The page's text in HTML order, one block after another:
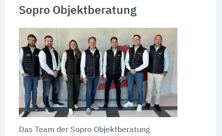
Sopro Objektberatung
Das Team der Sopro Objektberatung